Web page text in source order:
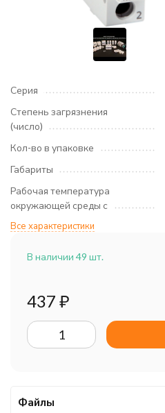
Серия
Степень загрязнения
(число)
Кол-во в упаковке
Габариты
Рабочая температура
окружающей среды с
Все характеристики
В наличии 49 шт.
437 ₽
Файлы